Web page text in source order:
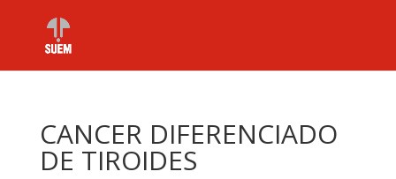
CANCER DIFERENCIADO
DE TIROIDES